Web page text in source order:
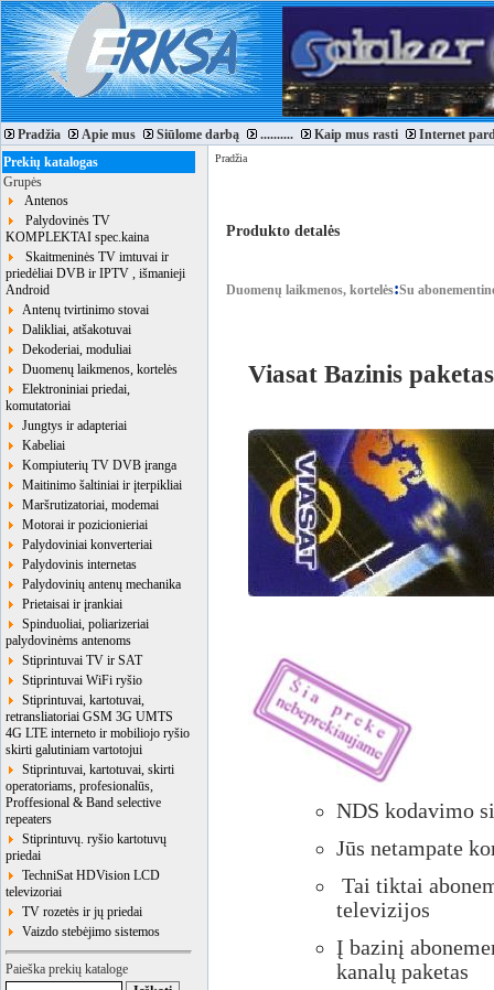
Pradžia Apie mus Siūlome darbą .......... Kaip mus rasti
Internet
Prekių katalogas
Grupės
Antenos
Palydovinės TV
KOMPLEKTAI spec.kaina
Skaitmeninės TV imtuvai ir
priedėliai DVB ir IPTV , išmanieji
Android
Antenų tvirtinimo stovai
Dalikliai, atšakotuvai
Dekoderiai, moduliai
Duomenų laikmenos, kortelės
Elektroniniai priedai,
komutatoriai
Jungtys ir adapteriai
Kabeliai
Kompiuterių TV DVB įranga
Maitinimo šaltiniai ir įterpikliai
Maršrutizatoriai, modemai
Motorai ir pozicionieriai
Palydoviniai konverteriai
Palydovinis internetas
Palydovinių antenų mechanika
Prietaisai ir įrankiai
Spinduoliai, poliarizeriai
palydovinėms antenoms
Stiprintuvai TV ir SAT
Stiprintuvai WiFi ryšio
Stiprintuvai, kartotuvai,
retransliatoriai GSM 3G UMTS
4G LTE interneto ir mobiliojo ryšio
skirti galutiniam vartotojui
Stiprintuvai, kartotuvai, skirti
operatoriams, profesionalūs,
Proffesional & Band selective
repeaters
Stiprintuvų. ryšio kartotuvų
priedai
TechniSat HDVision LCD
televizoriai
TV rozetės ir jų priedai
Vaizdo stebėjimo sistemos
Paieška prekių kataloge
Pradžia
Produkto detalės
Duomenų laikmenos, kortelės:Su
Viasat Bazinis paketas
NDS kodavimo
Jūs netampate
Tai tiktai
televizijos
Į bazinį
kanalų paketas